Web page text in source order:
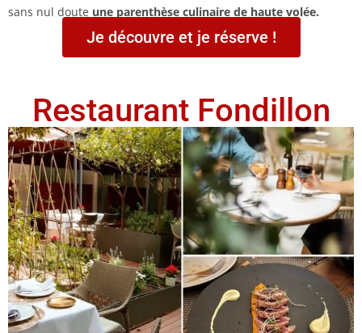
sans nul doute une parenthèse culinaire de haute volée.
Je découvre et je réserve !
Restaurant Fondillon